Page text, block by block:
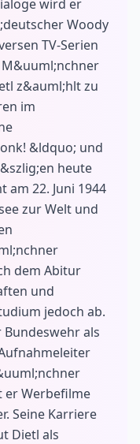
wird er
Woody
TV-Serien
z&auml;hlt zu
im
&ldquo; und
heute
22. Juni 1944
zur Welt und
dem Abitur
und
jedoch ab.
als
er Werbefilme
Seine Karriere
Dietl als